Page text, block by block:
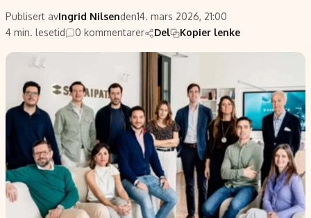
Populær
Forskning
Kunstig intelligens
Infrastruktur
BitCoin
EU-Kommisjonen
Grønt skifte
Retningslinjer
Personvernerklæring
Brukervilkår
Cookiepolicy
Retningslinjer for rettelser
Redaksjonell policy
Publisert avIngrid Nilsenden14. mars 2026, 21:00
4 min. lesetid
0 kommentarer Del Kopier lenke